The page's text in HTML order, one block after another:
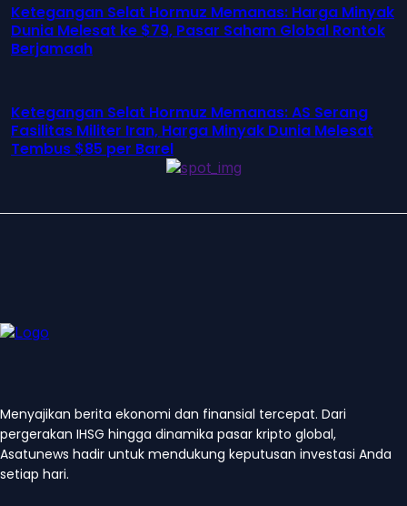
Ketegangan Selat Hormuz Memanas: Harga Minyak
Dunia Melesat ke $79, Pasar Saham Global Rontok
Berjamaah
Ketegangan Selat Hormuz Memanas: AS Serang
Fasilitas Militer Iran, Harga Minyak Dunia Melesat
Tembus $85 per Barel
Menyajikan berita ekonomi dan finansial tercepat. Dari
pergerakan IHSG hingga dinamika pasar kripto global,
Asatunews hadir untuk mendukung keputusan investasi Anda
setiap hari.